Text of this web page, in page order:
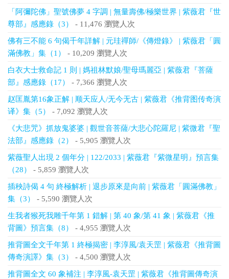
「阿彌陀佛」聖號佛夢 4 字調 | 無量壽佛/極樂世界 | 紫薇君『世
尊部』感應錄（3）
- 11,476 瀏覽人次
佛有三不能 6 句偈千年詳解 | 元珪禪師/《傳燈錄》 | 紫薇君「圓
滿佛教」集（1）
- 10,209 瀏覽人次
白衣大士救命記 1 則 | 媽祖林默娘/聖母瑪麗亞 | 紫薇君『菩薩
部』感應錄（17）
- 7,366 瀏覽人次
赵匡胤第16象正解 | 顺天应人/无今无古 | 紫薇君《推背图传奇演
译》集（5）
- 7,092 瀏覽人次
《大悲咒》抓放鬼婆婆 | 觀世音菩薩/大悲心陀羅尼 | 紫微君『聖
法部』感應錄（2）
- 5,905 瀏覽人次
紫薇聖人出現 2 個年分 | 122/2033 | 紫薇君『紫微星明』預言集
（28）
- 5,859 瀏覽人次
插秧詩偈 4 句 終極解析 | 退步原來是向前 | 紫薇君「圓滿佛教」
集（3）
- 5,590 瀏覽人次
生我者猴死我雕千年第 1 錯解 | 第 40 象/第 41 象 | 紫薇君《推
背圖》預言集（8）
- 4,955 瀏覽人次
推背圖全文千年第 1 終極揭密 | 李淳風/袁天罡 | 紫薇君《推背圖
傳奇演譯》集（3）
- 4,500 瀏覽人次
推背圖全文 60 象補注 | 李淳風-袁天罡 | 紫薇君《推背圖傳奇演